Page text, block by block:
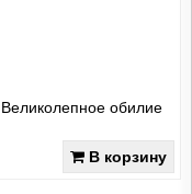
обилие
В корзину